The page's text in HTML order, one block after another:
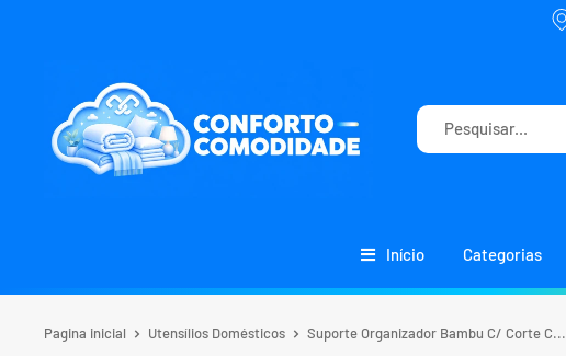
Início Categorias
Pagina inicial Utensílios Domésticos Suporte Organizador Bambu C/ Corte C...